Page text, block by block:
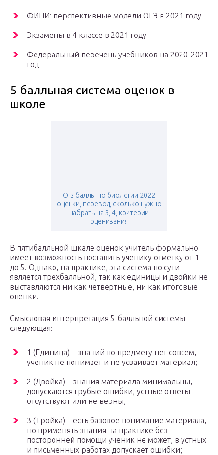
ФИПИ: перспективные модели ОГЭ в 2021 году
Экзамены в 4 классе в 2021 году
Федеральный перечень учебников на 2020-2021
год
5-балльная система оценок в
школе
Огэ баллы по биологии 2022
оценки, перевод, сколько нужно
набрать на 3, 4, критерии
оценивания
В пятибалльной шкале оценок учитель формально
имеет возможность поставить ученику отметку от 1
до 5. Однако, на практике, эта система по сути
является трехбалльной, так как единицы и двойки не
выставляются ни как четвертные, ни как итоговые
оценки.
Смысловая интерпретация 5-балльной системы
следующая:
1 (Единица) – знаний по предмету нет совсем,
ученик не понимает и не усваивает материал;
2 (Двойка) – знания материала минимальны,
допускаются грубые ошибки, устные ответы
отсутствуют или не верны;
3 (Тройка) – есть базовое понимание материала,
но применять знания на практике без
посторонней помощи ученик не может, в устных
и письменных работах допускает ошибки;